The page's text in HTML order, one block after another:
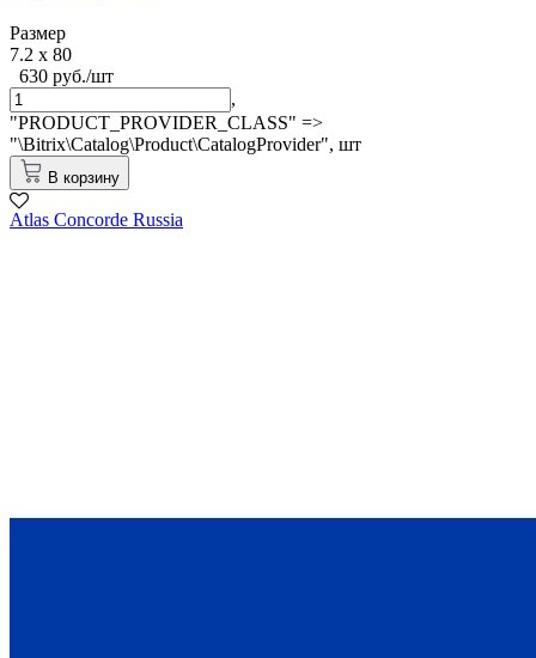
Размер
7.2 x 80
630 руб./шт
,
"PRODUCT_PROVIDER_CLASS" =>
"\Bitrix\Catalog\Product\CatalogProvider", шт
В корзину
Atlas Concorde Russia